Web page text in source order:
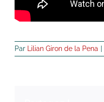
Par Lilian Giron de la Pena